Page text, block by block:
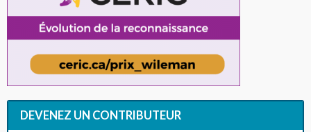
DEVENEZ UN CONTRIBUTEUR